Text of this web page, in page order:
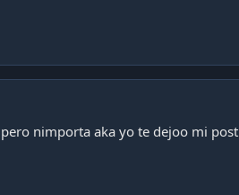
nimporta aka yo te dejoo mi post